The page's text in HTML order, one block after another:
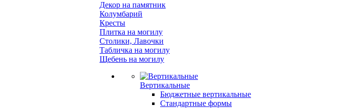
Декор на памятник
Колумбарий
Кресты
Плитка на могилу
Столики, Лавочки
Табличка на могилу
Щебень на могилу
Вертикальные
Бюджетные вертикальные
Стандартные формы